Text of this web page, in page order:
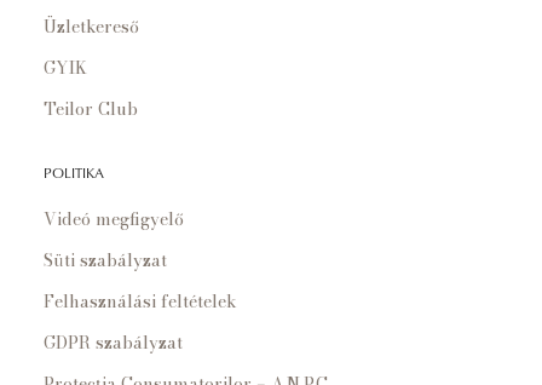
Üzletkereső
GYIK
Teilor Club
POLITIKA
Videó megfigyelő
Süti szabályzat
Felhasználási feltételek
GDPR szabályzat